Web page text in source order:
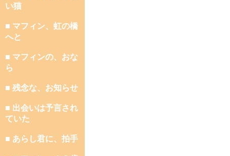
い猫
■ マフィン、虹の橋
へと
■ マフィンの、おな
ら
■ 残念な、お知らせ
■ 出会いは予言され
ていた
■ あらし君に、拍手